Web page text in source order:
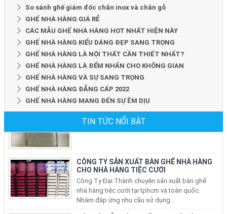
So sánh ghế giám đốc chân inox và chân gỗ
GHẾ NHÀ HÀNG GIÁ RẺ
CÁC MẪU GHẾ NHÀ HÀNG HOT NHẤT HIỆN NÀY
GHẾ NHÀ HÀNG KIỂU DÁNG ĐẸP SANG TRỌNG
GHẾ NHÀ HÀNG LÀ NỘI THẤT CẦN THIẾT NHẤT?
GHẾ NHÀ HÀNG LÀ ĐỂM NHẤN CHO KHÔNG GIAN
GHẾ NHÀ HÀNG VÀ SỰ SANG TRỌNG
GHẾ NHÀ HÀNG ĐẲNG CẤP 2022
GHẾ NHÀ HÀNG MANG ĐẾN SỰ ÊM DỊU
TIN TỨC NỔI BẬT
CÔNG TY SẢN XUẤT GHẾ NHÀ HÀNG
Công Ty Đại Thành chuyên sản xuất ghế nhà
hàng tiệc cưới tại tphcm và toàn quốc. Nhằm
đáp ứng nhu cầu sử...
CÔNG TY SẢN XUẤT BÀN GHẾ NHÀ HÀNG
CHO NHÀ HÀNG TIỆC CƯỚI
Công Ty Đại Thành chuyên sản xuất bàn ghế
nhà hàng tiệc cưới tại tphcm và toàn quốc.
Nhằm đáp ứng nhu cầu sử dụng...
CÁC BỘ MẪU BÀN GHẾ CHO NHÀ HÀNG